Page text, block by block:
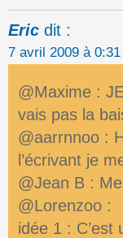
Eric dit :
7 avril 2009 à 0:31
@Maxime :
vais pas la
@aarrnnoo :
l’écrivant je
@Jean B :
@Lorenzoo :
idée 1 :